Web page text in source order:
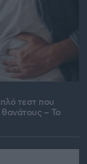
τεστ που
– Το